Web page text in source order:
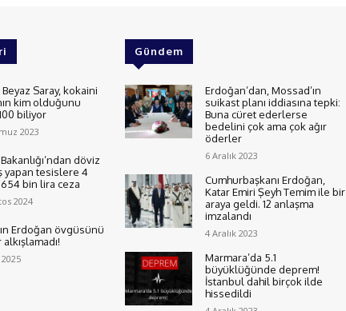
Saray, kokaini
kim olduğunu
biliyor
2023
döviz
yapan tesislere 4
bin lira ceza
2024
Erdoğan övgüsünü
Gündem
Erdoğan’dan, Mossad’ın
suikast planı iddiasına tepki:
Buna cüret ederlerse
bedelini çok ama çok ağır
öderler
6 Aralık 2023
Cumhurbaşkanı Erdoğan,
Katar Emiri Şeyh Temim ile bir
araya geldi. 12 anlaşma
imzalandı
4 Aralık 2023
Marmara’da 5.1
büyüklüğünde deprem!
İstanbul dahil birçok ilde
hissedildi